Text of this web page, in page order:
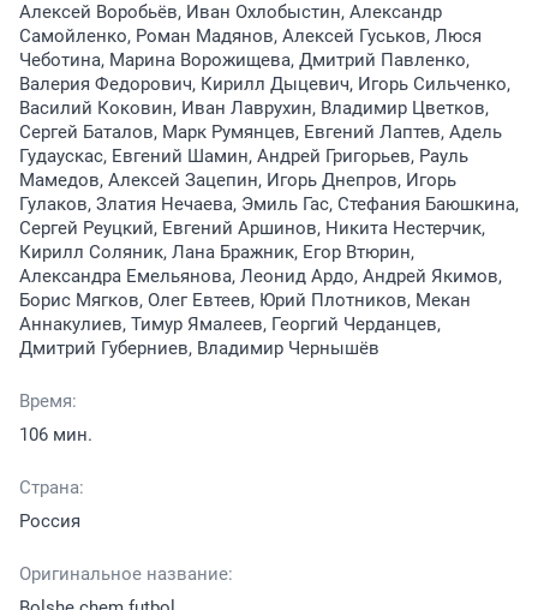
Алексей Воробьёв, Иван Охлобыстин, Александр
Самойленко, Роман Мадянов, Алексей Гуськов, Люся
Чеботина, Марина Ворожищева, Дмитрий Павленко,
Валерия Федорович, Кирилл Дыцевич, Игорь Сильченко,
Василий Коковин, Иван Лаврухин, Владимир Цветков,
Сергей Баталов, Марк Румянцев, Евгений Лаптев, Адель
Гудаускас, Евгений Шамин, Андрей Григорьев, Рауль
Мамедов, Алексей Зацепин, Игорь Днепров, Игорь
Гулаков, Златия Нечаева, Эмиль Гас, Стефания Баюшкина,
Сергей Реуцкий, Евгений Аршинов, Никита Нестерчик,
Кирилл Соляник, Лана Бражник, Егор Втюрин,
Александра Емельянова, Леонид Ардо, Андрей Якимов,
Борис Мягков, Олег Евтеев, Юрий Плотников, Мекан
Аннакулиев, Тимур Ямалеев, Георгий Черданцев,
Дмитрий Губерниев, Владимир Чернышёв
Время:
106 мин.
Страна:
Россия
Оригинальное название: